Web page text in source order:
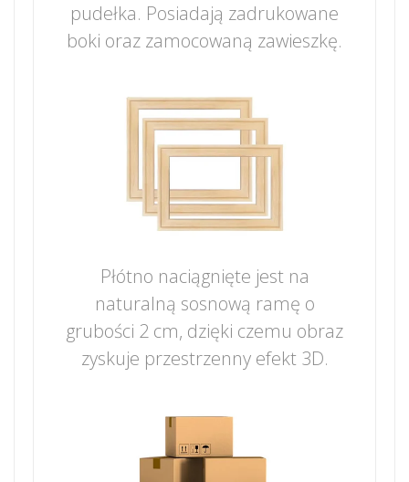
pudełka. Posiadają zadrukowane
boki oraz zamocowaną zawieszkę.
Płótno naciągnięte jest na
naturalną sosnową ramę o
grubości 2 cm, dzięki czemu obraz
zyskuje przestrzenny efekt 3D.